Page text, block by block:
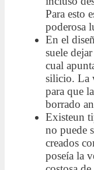
Para esto
poderosa
En el
suele
cual
silicio. La
para que
borrado
Existeun
no puede
creados
poseía la